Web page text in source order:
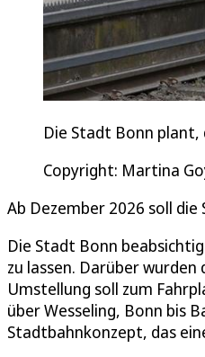
Die Stadt Bonn plant,
Copyright: Martina
Ab Dezember 2026 soll
Die Stadt Bonn
zu lassen. Darüber
Umstellung soll zum
über Wesseling, Bonn bis
Stadtbahnkonzept, das